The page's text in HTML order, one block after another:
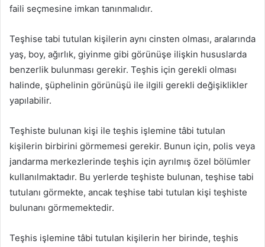
faili seçmesine imkan tanınmalıdır.
Teşhise tabi tutulan kişilerin aynı cinsten olması, aralarında
yaş, boy, ağırlık, giyinme gibi görünüşe ilişkin hususlarda
benzerlik bulunması gerekir. Teşhis için gerekli olması
halinde, şüphelinin görünüşü ile ilgili gerekli değişiklikler
yapılabilir.
Teşhiste bulunan kişi ile teşhis işlemine tâbi tutulan
kişilerin birbirini görmemesi gerekir. Bunun için, polis veya
jandarma merkezlerinde teşhis için ayrılmış özel bölümler
kullanılmaktadır. Bu yerlerde teşhiste bulunan, teşhise tabi
tutulanı görmekte, ancak teşhise tabi tutulan kişi teşhiste
bulunanı görmemektedir.
Teşhis işlemine tâbi tutulan kişilerin her birinde, teşhis